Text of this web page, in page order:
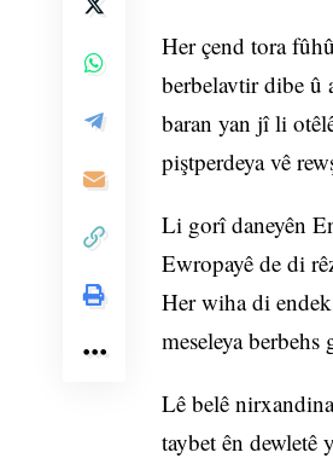
Her çend tora
berbelavtir dibe û
baran yan jî li
piştperdeya vê
Li gorî daneyên
Ewropayê de di
Her wiha di
meseleya
Lê belê
taybet ên